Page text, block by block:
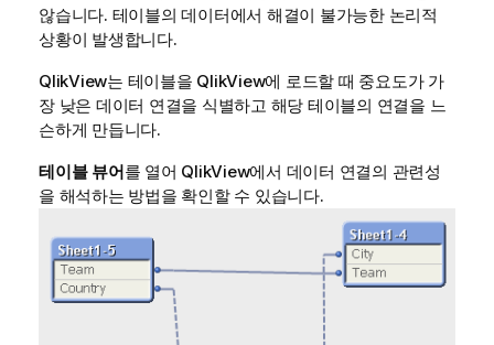
않습니다. 테이블의 데이터에서 해결이 불가능한 논리적
상황이 발생합니다.
QlikView는 테이블을 QlikView에 로드할 때 중요도가 가
장 낮은 데이터 연결을 식별하고 해당 테이블의 연결을 느
슨하게 만듭니다.
테이블 뷰어를 열어 QlikView에서 데이터 연결의 관련성
을 해석하는 방법을 확인할 수 있습니다.